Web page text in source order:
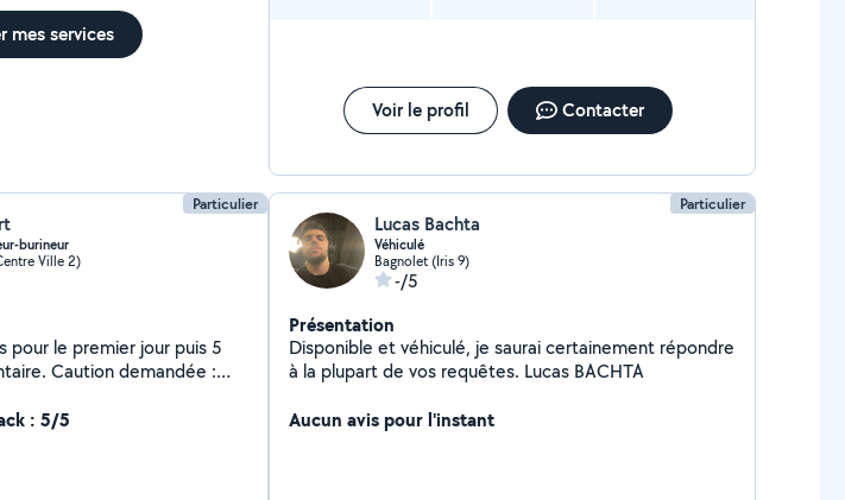
mes services
Voir le profil Contacter
Particulier
burineur
Ville 2)
pour le premier jour puis 5
:
sa notice d'utilisation, sa
mandarin auto et
: 5/5
Particulier
Lucas Bachta
Véhiculé
Bagnolet (Iris 9)
-/5
Présentation
Disponible et véhiculé, je saurai certainement répondre
à la plupart de vos requêtes. Lucas BACHTA
Aucun avis pour l'instant